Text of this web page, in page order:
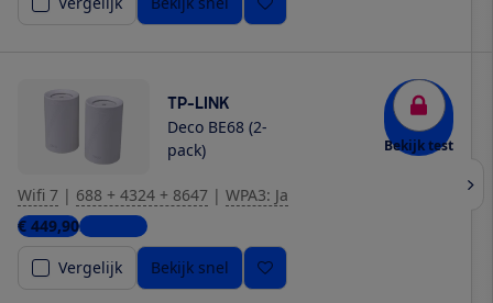
TP-LINK
Deco BE68 (2-
pack)
Bekijk test
Wifi 7 | 688 + 4324 + 8647 | WPA3: Ja
€ 449,902 winkels
Vergelijk
Bekijk snel